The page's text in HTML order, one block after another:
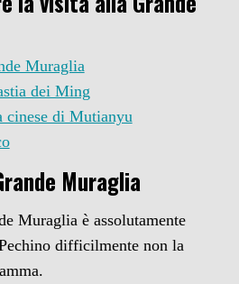
Muraglia
dei Ming
cinese di Mutianyu
Muraglia
Muraglia è assolutamente
difficilmente non la